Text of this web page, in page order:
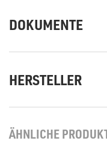
DOKUMENTE
HERSTELLER
ÄHNLICHE